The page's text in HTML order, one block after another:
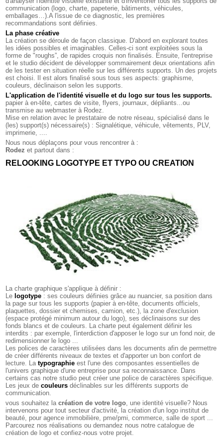
communication (logo, charte, papeterie, bâtiments, véhicules,
emballages…).A l'issue de ce diagnostic, les premières
recommandations sont définies.
La phase créative
La création se déroule de façon classique. D'abord en explorant toutes
les idées possibles et imaginables. Celles-ci sont exploitées sous la
forme de "roughs”, de rapides croquis non finalisés. Ensuite, l'entreprise
et le studio décident de développer sommairement deux orientations afin
de les tester en situation réelle sur les différents supports. Un des projets
est choisi. Il est alors finalisé sous tous ses aspects: graphisme,
couleurs, déclinaison selon les supports.
L'application de l'identité visuelle et du logo sur tous les supports.
papier à en-tête, cartes de visite, flyers, journaux, dépliants...ou
transmise au webmaster à Rodez.
Mise en relation avec le prestataire de notre réseau, spécialisé dans le
(les) support(s) nécessaire(s) : Signalétique, véhicule, vêtements, PLV,
imprimerie, ....
Nous nous déplaçons pour vous rencontrer à :
Rodez et partout dans :
RELOOKING LOGOTYPE ET TYPO OU CREATION
La charte graphique s'applique à définir :
Le logotype : ses couleurs définies grâce au nuancier, sa position dans
la page sur tous les supports (papier à en-tête, documents officiels,
plaquettes, dossier et chemises, camion, etc.), la zone d'exclusion
(espace protégé minimum autour du logo), ses déclinaisons sur des
fonds blancs et de couleurs. La charte peut également définir les
interdits : par exemple, l'interdiction d'apposer le logo sur un fond noir, de
redimensionner le logo ...
Les polices de caractères utilisées dans les documents afin de permettre
de créer différents niveaux de textes et d'apporter un bon confort de
lecture. Latypographie est l'une des composantes essentielles de
l'univers graphique d'une entreprise pour sa reconnaissance. Dans
certains cas notre studio peut créer une police de caractères spécifique.
Les jeux decouleurs déclinables sur les différents supports de
communication.
vous souhaitez lacréation de votre logo, une identité visuelle? Nous
intervenons pour tout secteur d'activité, la création d'un logo institut de
beauté, pour agence immobilière, pme/pmi, commerce, salle de sport ...
Parcourez nos réalisations ou demandez nous notre catalogue de
création de logo et confiez-nous votre projet.